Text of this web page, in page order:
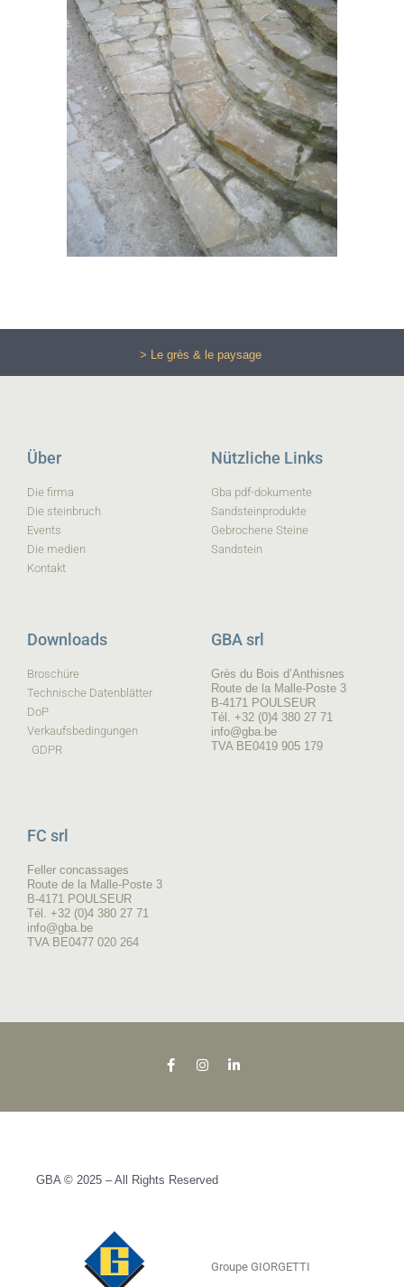
> Le grès & le paysage
Über
Die firma
Die steinbruch
Events
Die medien
Kontakt
Nützliche Links
Gba pdf-dokumente
Sandsteinprodukte
Gebrochene Steine
Sandstein
Downloads
Broschüre
Technische Datenblätter
DoP
Verkaufsbedingungen
GDPR
GBA srl
Grès du Bois d’Anthisnes
Route de la Malle-Poste 3
B-4171 POULSEUR
Tél. +32 (0)4 380 27 71
info@gba.be
TVA BE0419 905 179
FC srl
Feller concassages
Route de la Malle-Poste 3
B-4171 POULSEUR
Tél. +32 (0)4 380 27 71
info@gba.be
TVA BE0477 020 264
GBA © 2025 – All Rights Reserved
Groupe GIORGETTI